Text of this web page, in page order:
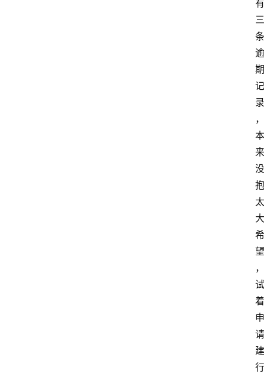
有
三
条
逾
期
记
录
，
本
来
没
抱
太
大
希
望
，
试
着
申
请
建
行